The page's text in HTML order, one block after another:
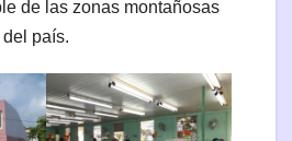
de las zonas montañosas
país.